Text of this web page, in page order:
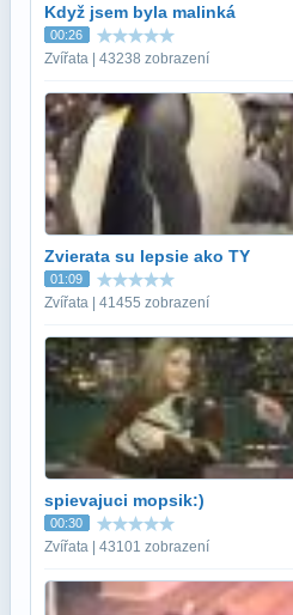
Když jsem byla malinká
00:26
Zvířata | 43238 zobrazení
Zvierata su lepsie ako TY
01:09
Zvířata | 41455 zobrazení
spievajuci mopsik:)
00:30
Zvířata | 43101 zobrazení